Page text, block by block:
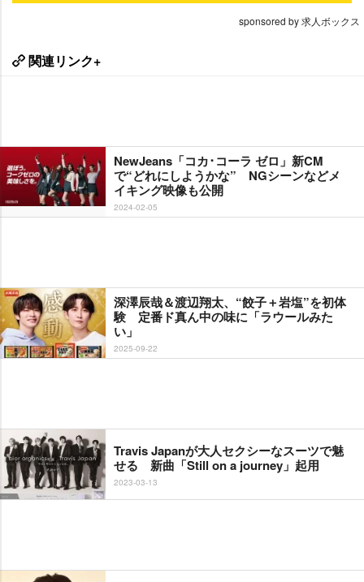
sponsored by 求人ボックス
関連リンク+
NewJeans「コカ･コーラ ゼロ」新CM
で“どれにしようかな” NGシーンなどメ
イキング映像も公開
2024-02-05
深澤辰哉＆渡辺翔太、“餃子＋岩塩”を初体
験 定番ド真ん中の味に「ラウールみた
い」
2025-09-22
Travis Japanが大人セクシーなスーツで魅
せる 新曲「Still on a journey」起用
2023-03-13